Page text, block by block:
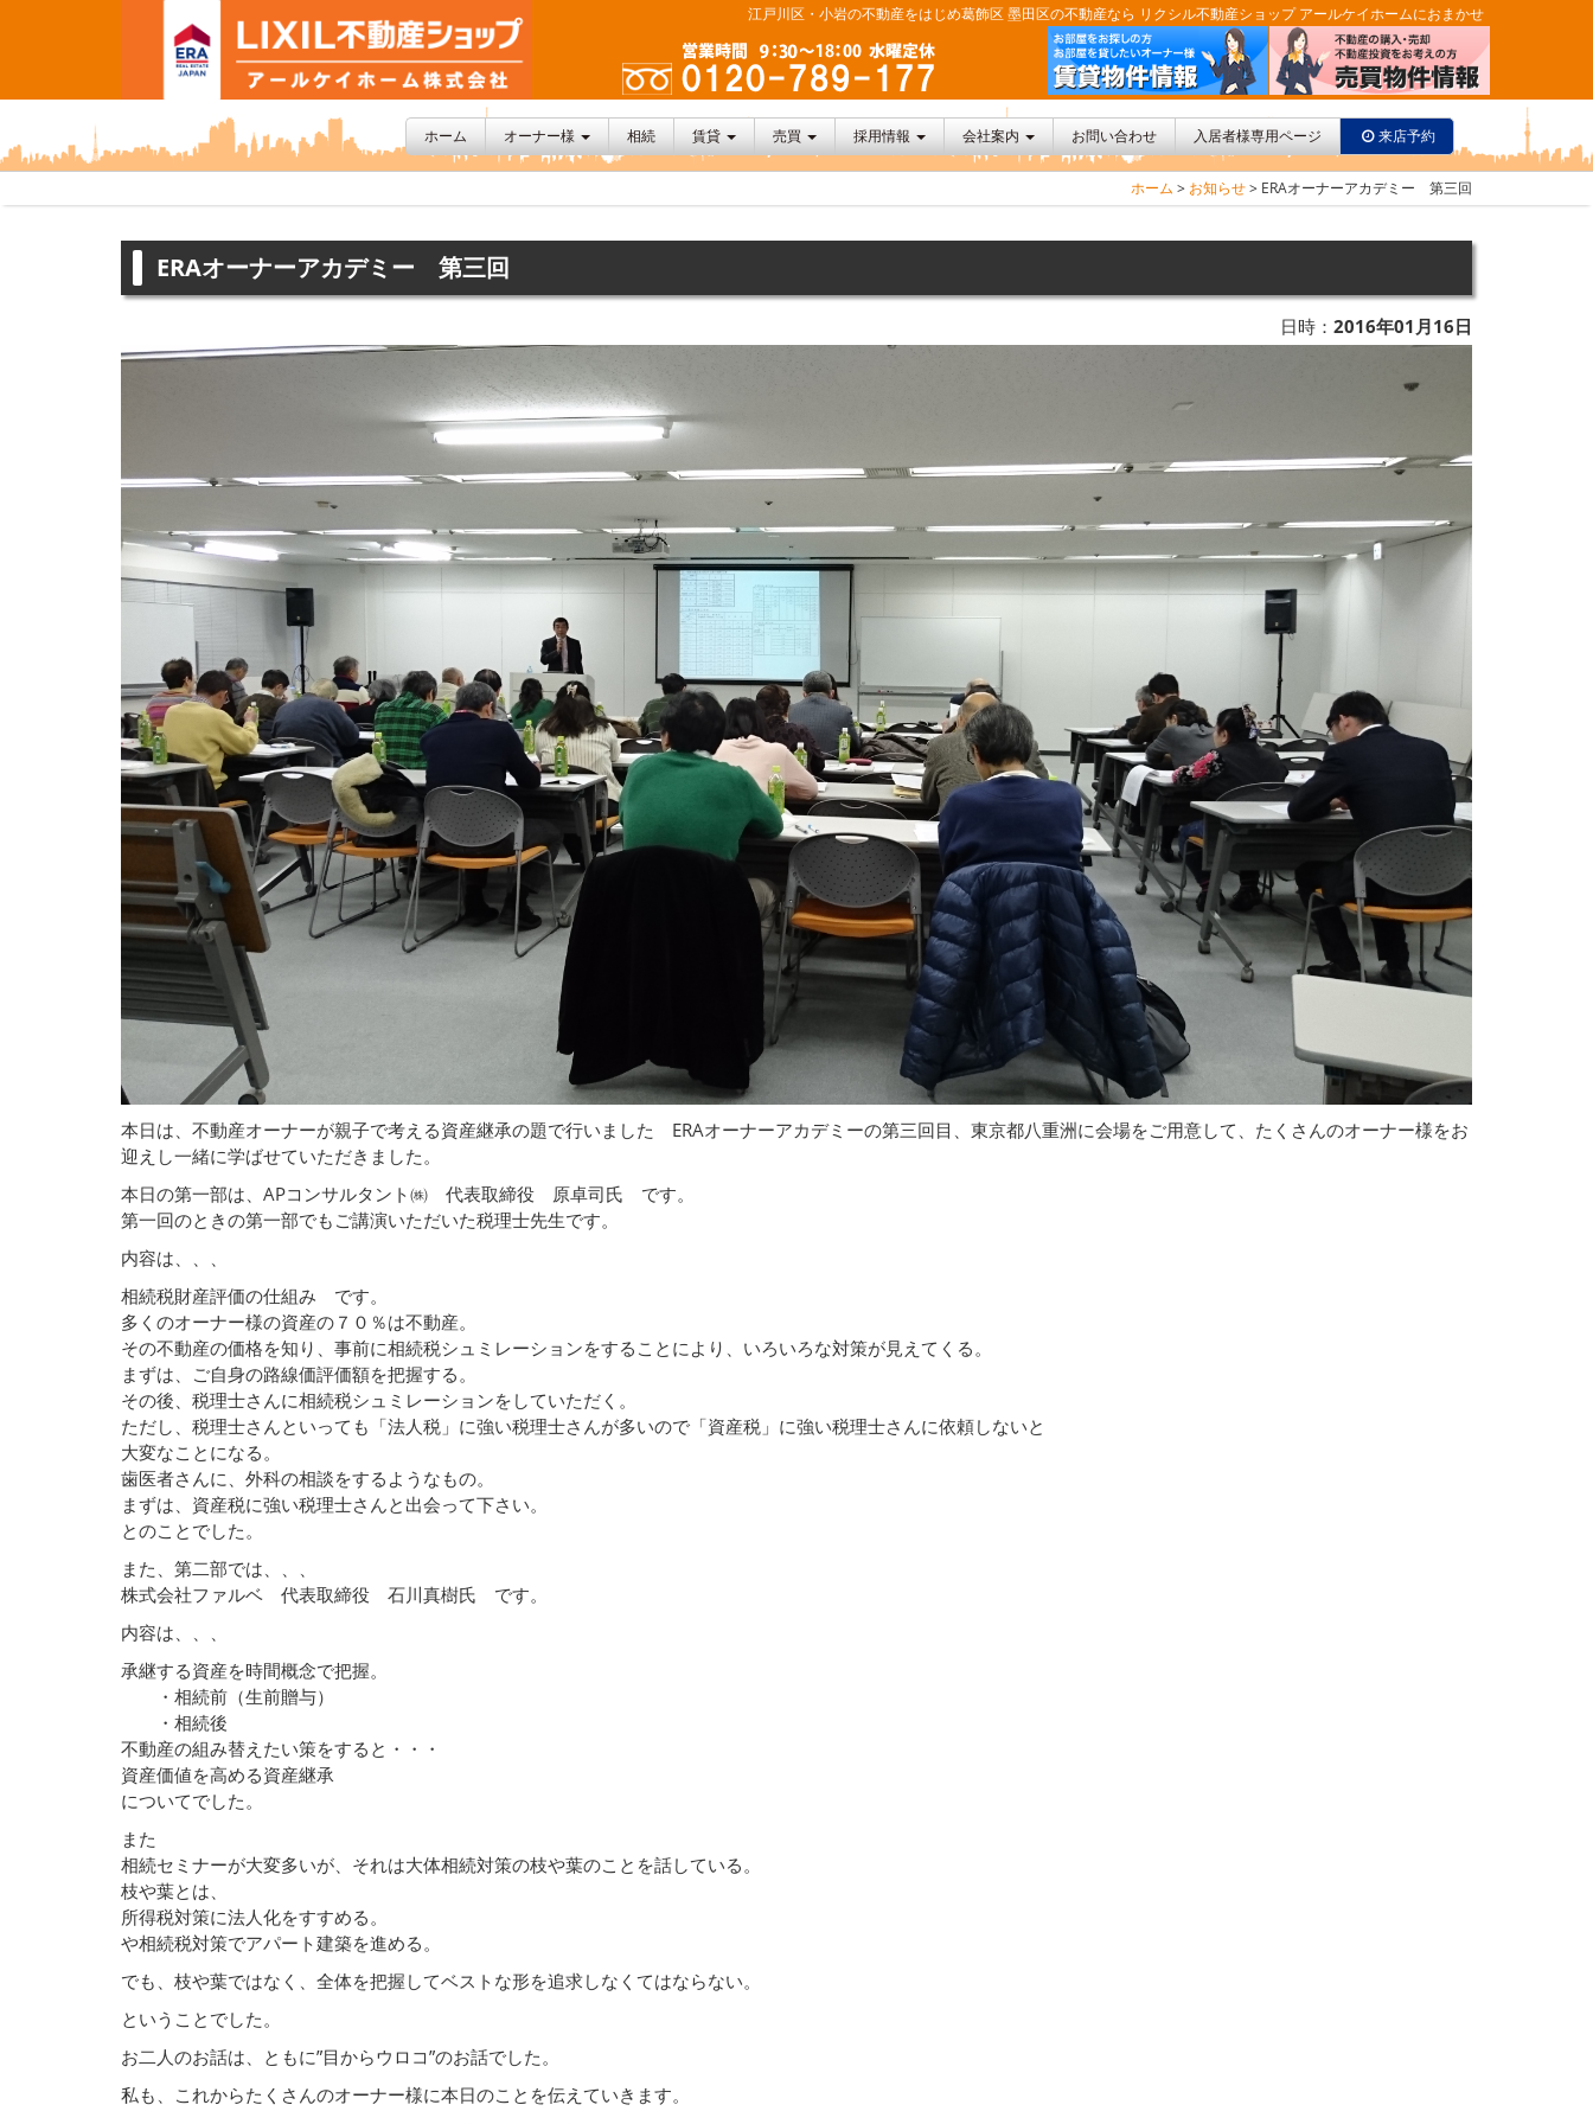
江戸川区・小岩の不動産をはじめ葛飾区 墨田区の不動産なら リクシル不動産ショップ アールケイホームにおまかせ
ホーム オーナー様 相続 賃貸 売買 採用情報 会社案内 お問い合わせ 入居者様専用ページ 来店予約
ホーム > お知らせ> ERAオーナーアカデミー 第三回
ERAオーナーアカデミー 第三回
日時： 2016年01月16日
本日は、不動産オーナーが親子で考える資産継承の題で行いました ERAオーナーアカデミーの第三回目、東京都八重洲に会場をご用意して、たくさんのオーナー様をお
迎えし一緒に学ばせていただきました。
本日の第一部は、APコンサルタント㈱ 代表取締役 原卓司氏 です。
第一回のときの第一部でもご講演いただいた税理士先生です。
内容は、、、
相続税財産評価の仕組み です。
多くのオーナー様の資産の７０％は不動産。
その不動産の価格を知り、事前に相続税シュミレーションをすることにより、いろいろな対策が見えてくる。
まずは、ご自身の路線価評価額を把握する。
その後、税理士さんに相続税シュミレーションをしていただく。
ただし、税理士さんといっても「法人税」に強い税理士さんが多いので「資産税」に強い税理士さんに依頼しないと
大変なことになる。
歯医者さんに、外科の相談をするようなもの。
まずは、資産税に強い税理士さんと出会って下さい。
とのことでした。
また、第二部では、、、
株式会社ファルベ 代表取締役 石川真樹氏 です。
内容は、、、
承継する資産を時間概念で把握。
・相続前（生前贈与）
・相続後
不動産の組み替えたい策をすると・・・
資産価値を高める資産継承
についてでした。
また
相続セミナーが大変多いが、それは大体相続対策の枝や葉のことを話している。
枝や葉とは、
所得税対策に法人化をすすめる。
や相続税対策でアパート建築を進める。
でも、枝や葉ではなく、全体を把握してベストな形を追求しなくてはならない。
ということでした。
お二人のお話は、ともに”目からウロコ”のお話でした。
私も、これからたくさんのオーナー様に本日のことを伝えていきます。